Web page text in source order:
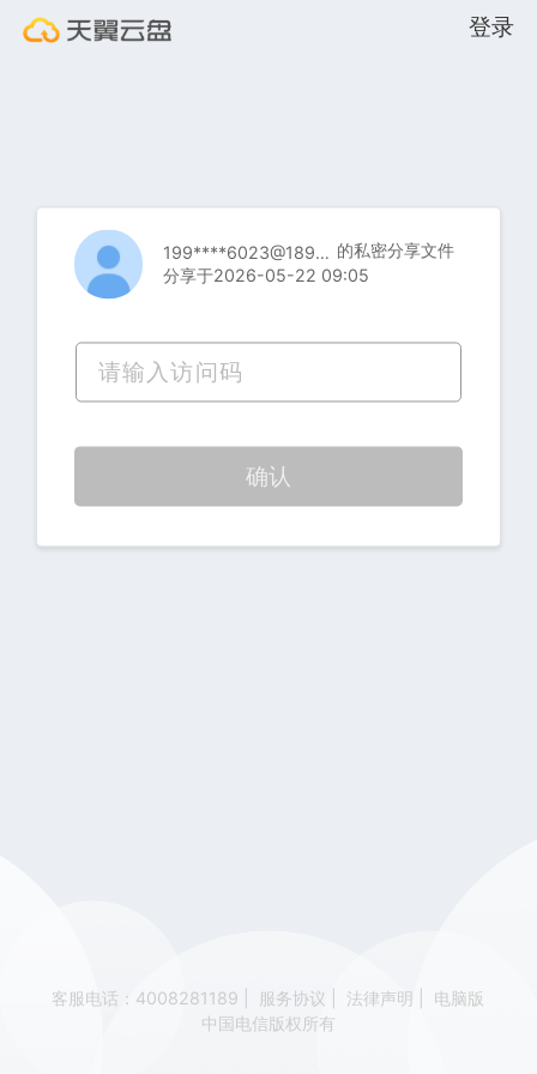
登录
199****6023@189.cn 的私密分享文件
分享于2026-05-22 09:05
确认
客服电话：4008281189 服务协议 法律声明
电脑版
中国电信版权所有